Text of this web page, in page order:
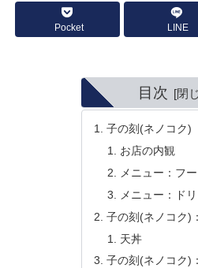
Pocket LINE
目次
子の刻(ネノコク)
お店の内観
メニュー：フ
メニュー：ド
子の刻(ネノコク)
天丼
子の刻(ネノコク)